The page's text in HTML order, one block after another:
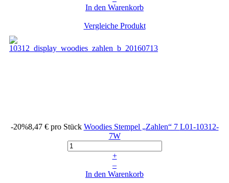
In den Warenkorb
Vergleiche Produkt
-20%8,47 € pro Stück Woodies Stempel „Zahlen“ 7 L01-10312-
7W
+
–
In den Warenkorb